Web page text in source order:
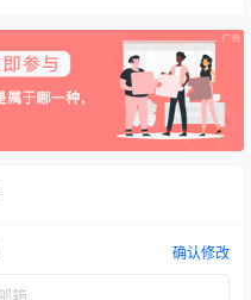
确认修改